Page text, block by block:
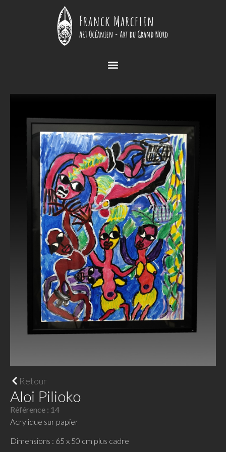
Retour
Aloi Pilioko
Référence : 14
Acrylique sur papier
Dimensions : 65 x 50 cm plus cadre